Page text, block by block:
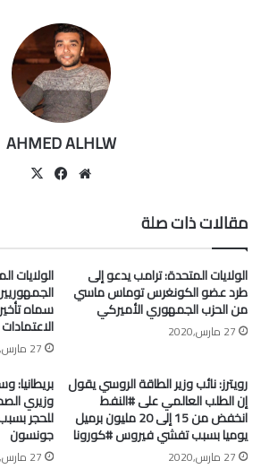
AHMED ALHLW
موقعفيسبوك
مقالات ذات صلة
الولايات المتحدة: ترامب يدعو إلى
طرد عضو الكونغرس توماس ماسي
من الحزب الجمهوري الأميركي
27 مارس,2020
الولايات
سماه
27 مارس,2020
رويترز: نائب وزير الطاقة الروسي يقول
إن الطلب العالمي على #النفط
انخفض من 15 إلى 20 مليون برميل
يوميا بسبب تفشي فيروس #كورونا
27 مارس,2020
بريطانيا:
وزيري
للحجر
جونسون
27 مارس,2020